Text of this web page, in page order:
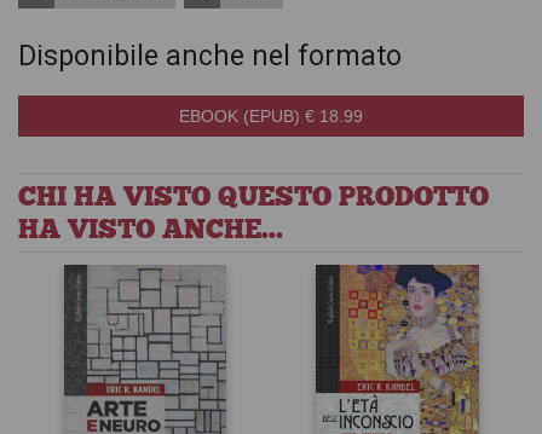
Disponibile anche nel formato
EBOOK (EPUB) € 18.99
CHI HA VISTO QUESTO PRODOTTO
HA VISTO ANCHE...